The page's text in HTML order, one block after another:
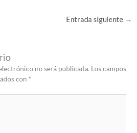
Entrada siguiente →
no será publicada. Los campos
con *